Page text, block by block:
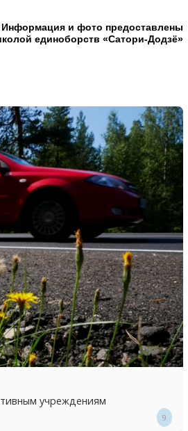
Информация и фото предоставлены
единоборств «Сатори-Додзё»
учреждениям
9